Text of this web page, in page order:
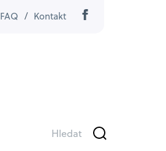
FAQ / Kontakt